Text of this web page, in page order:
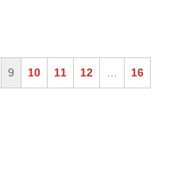
9 10 11 12 16